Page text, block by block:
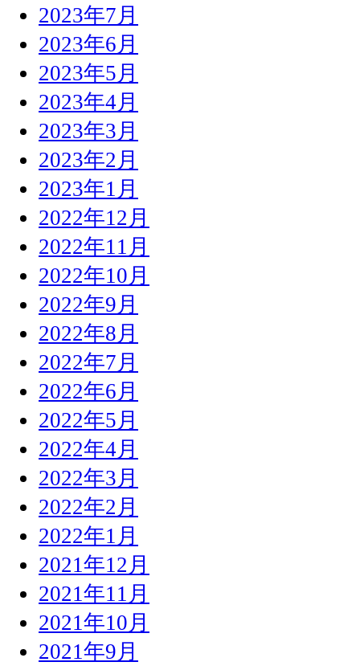
2023年7月
2023年6月
2023年5月
2023年4月
2023年3月
2023年2月
2023年1月
2022年12月
2022年11月
2022年10月
2022年9月
2022年8月
2022年7月
2022年6月
2022年5月
2022年4月
2022年3月
2022年2月
2022年1月
2021年12月
2021年11月
2021年10月
2021年9月